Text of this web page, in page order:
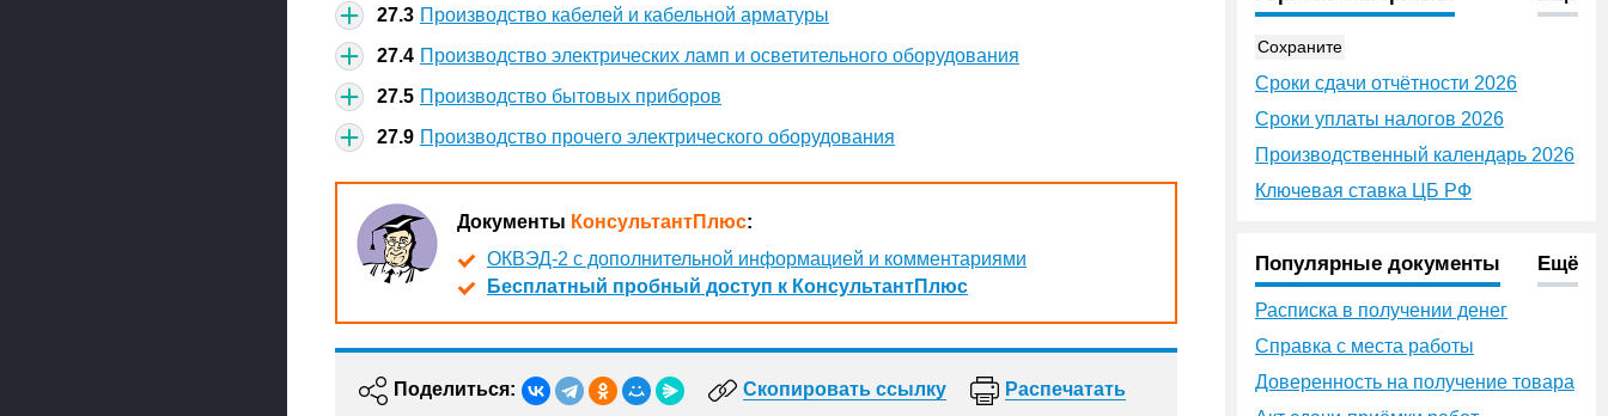
27.3 Производство кабелей и кабельной арматуры
27.4 Производство электрических ламп и осветительного оборудования
27.5 Производство бытовых приборов
27.9 Производство прочего электрического оборудования
Документы КонсультантПлюс:
ОКВЭД-2 с дополнительной информацией и комментариями
Бесплатный пробный доступ к КонсультантПлюс
Поделиться: Скопировать ссылку Распечатать
Сохраните
Сроки сдачи отчётности 2026
Сроки уплаты налогов 2026
Производственный календарь 2026
Ключевая ставка ЦБ РФ
Популярные документы Ещё
Расписка в получении денег
Справка с места работы
Доверенность на получение товара